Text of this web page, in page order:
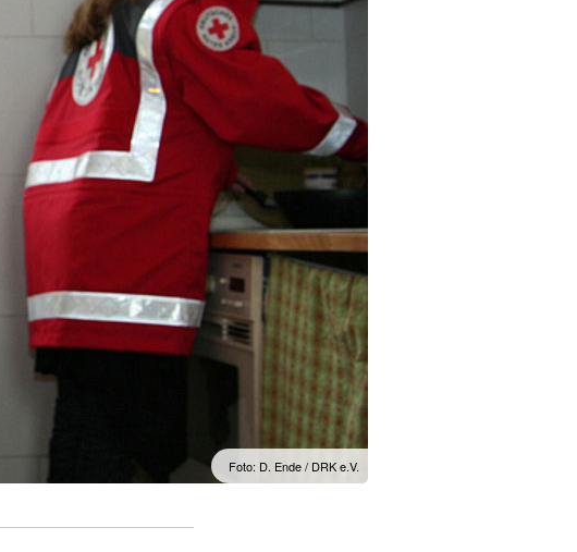
Foto: D. Ende / DRK e.V.